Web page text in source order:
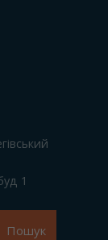
1
Пошук